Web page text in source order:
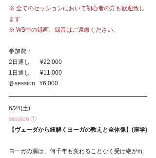
※ 全てのセッションにおいて初心者の方も歓迎致し
ます
※ WS中の録画、録音はご遠慮ください。
参加費：
2日通し　   ¥22,000
1日通し　   ¥11,000
各session   ¥6,000
6/24(土)
session ①
【ヴェーダから紐解くヨーガの教えと全体像】(座学)
ヨーガの源は、何千年も変わることなく受け継がれ